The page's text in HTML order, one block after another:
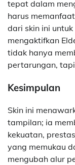
tepat dalam
harus
dari skin ini
mengaktifkan
tidak hanya
pertarungan,
Kesimpulan
Skin ini
tampilan; ia
kekuatan,
yang memukau
mengubah alur